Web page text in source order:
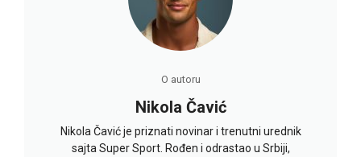
O autoru
Nikola Čavić
Nikola Čavić je priznati novinar i trenutni urednik
sajta Super Sport. Rođen i odrastao u Srbiji,